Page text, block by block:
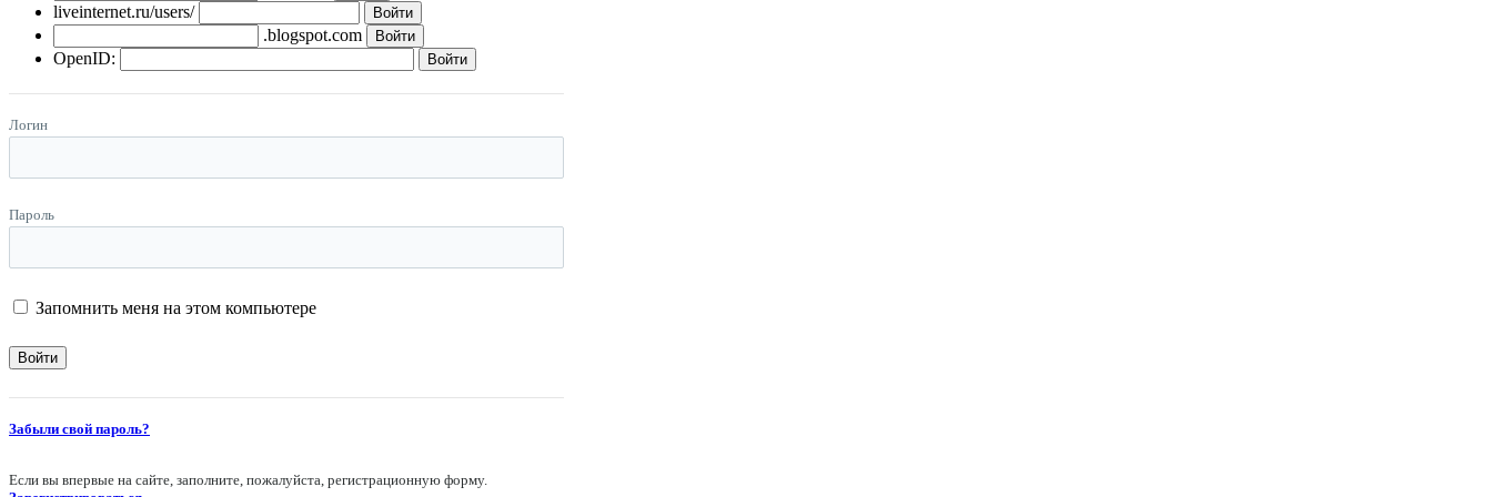
liveinternet.ru/users/
.blogspot.com
OpenID:
Логин
Пароль
Запомнить меня на этом компьютере
Забыли свой пароль?
Если вы впервые на сайте, заполните, пожалуйста, регистрационную форму.